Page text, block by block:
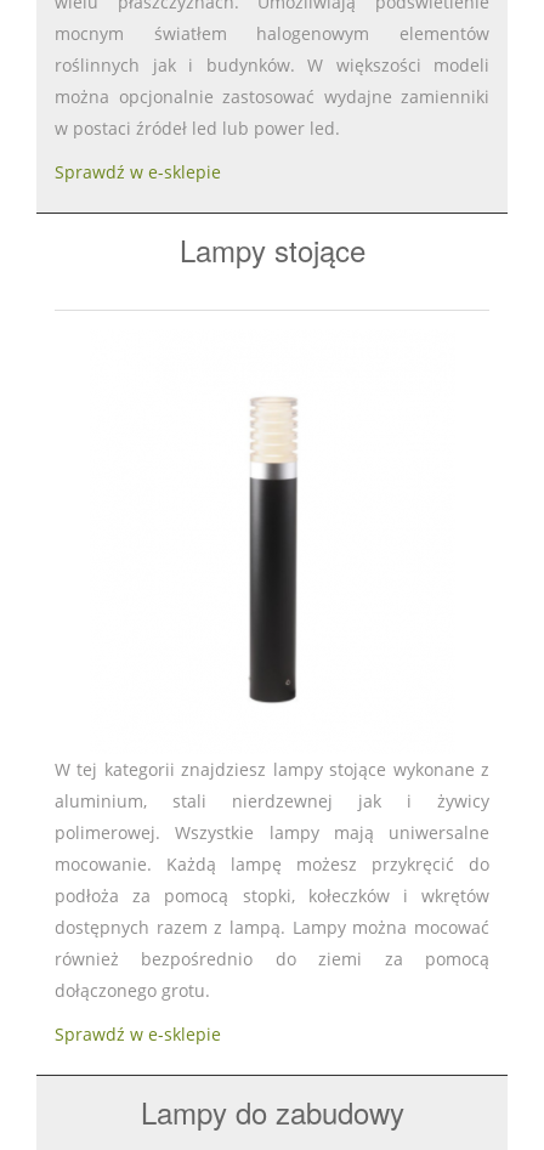
mocnym światłem halogenowym elementów
roślinnych jak i budynków. W większości modeli
można opcjonalnie zastosować wydajne zamienniki
w postaci źródeł led lub power led.
Sprawdź w e-sklepie
Lampy stojące
W tej kategorii znajdziesz lampy stojące wykonane z
aluminium, stali nierdzewnej jak i żywicy
polimerowej. Wszystkie lampy mają uniwersalne
mocowanie. Każdą lampę możesz przykręcić do
podłoża za pomocą stopki, kołeczków i wkrętów
dostępnych razem z lampą. Lampy można mocować
również bezpośrednio do ziemi za pomocą
dołączonego grotu.
Sprawdź w e-sklepie
Lampy do zabudowy